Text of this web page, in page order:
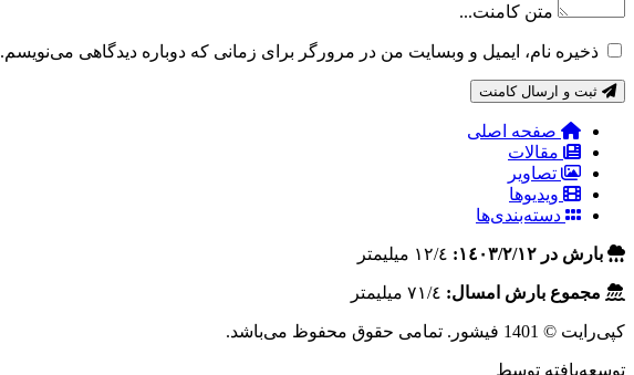
متن کامنت...
ذخیره نام، ایمیل و وبسایت من در مرورگر برای زمانی که دوباره دیدگاهی می‌نویسم.
ثبت و ارسال کامنت
صفحه اصلی
مقالات
تصاویر
ویدیوها
دسته‌بندی‌ها
بارش در ١٤٠٣/٢/١٢: ١٢/٤ ميليمتر
مجموع بارش امسال: ٧١/٤ ميليمتر
کپی‌رایت © 1401 فیشور. تمامی حقوق محفوظ می‌باشد.
توسعه‌یافته توسط